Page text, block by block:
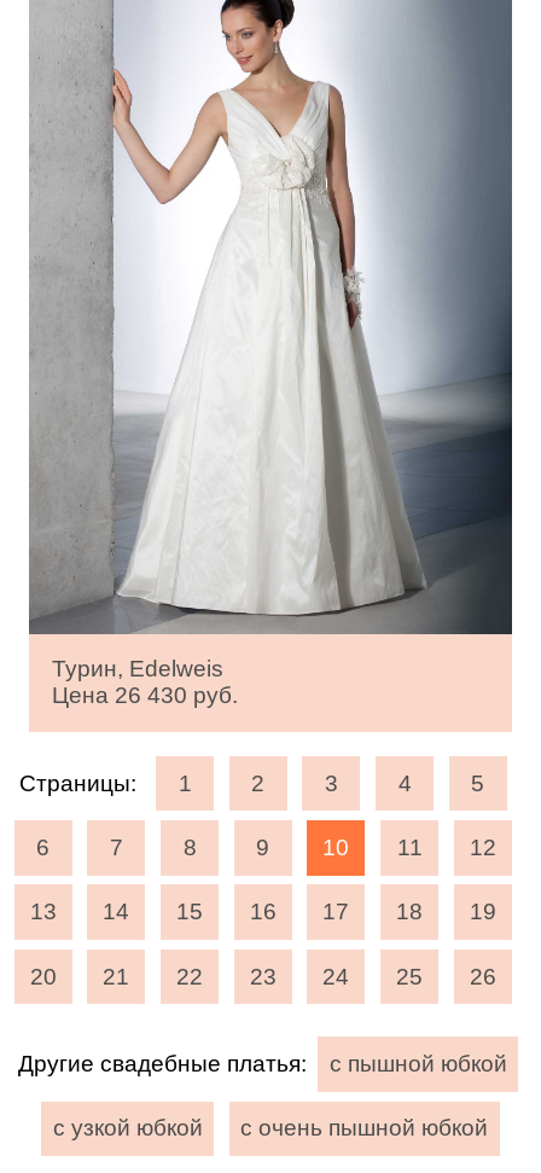
Турин, Edelweis
Цена 26 430 руб.
Страницы: 1 2 3 4 5
6 7 8 9 10 11 12
13 14 15 16 17 18 19
20 21 22 23 24 25 26
Другие свадебные платья: с пышной юбкой
с узкой юбкой с очень пышной юбкой